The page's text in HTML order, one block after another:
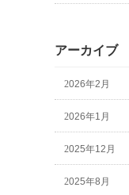
アーカイブ
2026年2月
2026年1月
2025年12月
2025年8月